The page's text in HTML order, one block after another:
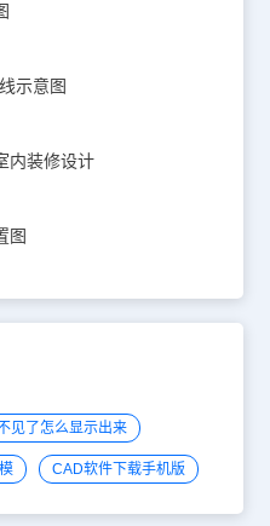
示意图
内装修设计
图
见了怎么显示出来
CAD软件下载手机版